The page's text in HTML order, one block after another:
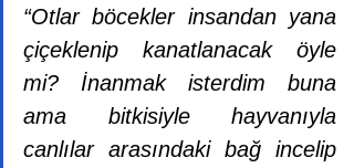
“Otlar böcekler insandan yana
çiçeklenip kanatlanacak öyle
mi? İnanmak isterdim buna
ama bitkisiyle hayvanıyla
canlılar arasındaki bağ incelip